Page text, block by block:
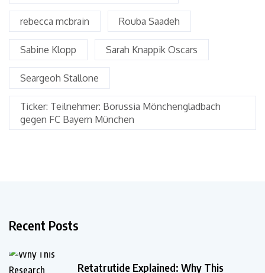
rebecca mcbrain Rouba Saadeh
Sabine Klopp Sarah Knappik Oscars
Seargeoh Stallone
Ticker: Teilnehmer: Borussia Mönchengladbach
gegen FC Bayern München
Recent Posts
Retatrutide Explained: Why This